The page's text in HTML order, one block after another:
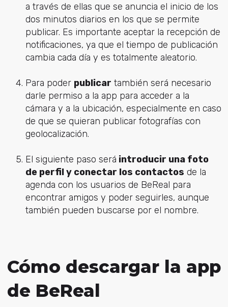
a través de ellas que se anuncia el inicio de los
dos minutos diarios en los que se permite
publicar. Es importante aceptar la recepción de
notificaciones, ya que el tiempo de publicación
cambia cada día y es totalmente aleatorio.
Para poder publicar también será necesario
darle permiso a la app para acceder a la
cámara y a la ubicación, especialmente en caso
de que se quieran publicar fotografías con
geolocalización.
El siguiente paso será introducir una foto
de perfil y conectar los contactos de la
agenda con los usuarios de BeReal para
encontrar amigos y poder seguirles, aunque
también pueden buscarse por el nombre.
Cómo descargar la app
de BeReal